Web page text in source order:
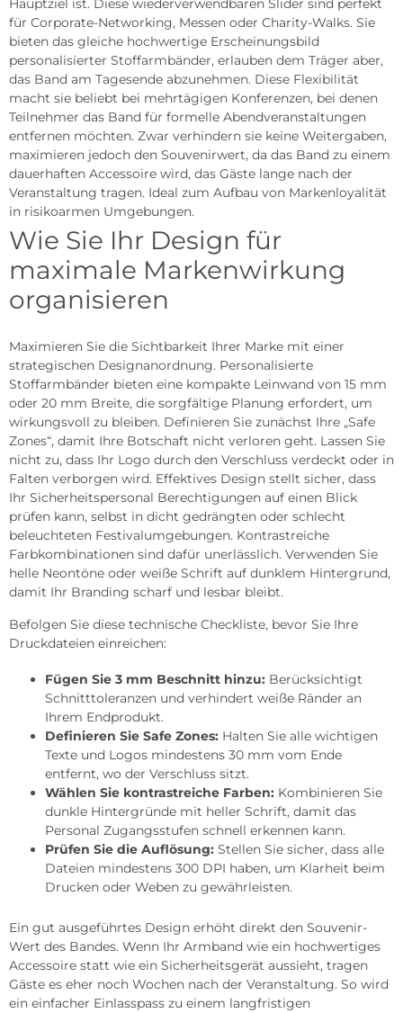
Hauptziel ist. Diese wiederverwendbaren Slider sind perfekt
für Corporate-Networking, Messen oder Charity-Walks. Sie
bieten das gleiche hochwertige Erscheinungsbild
personalisierter Stoffarmbänder, erlauben dem Träger aber,
das Band am Tagesende abzunehmen. Diese Flexibilität
macht sie beliebt bei mehrtägigen Konferenzen, bei denen
Teilnehmer das Band für formelle Abendveranstaltungen
entfernen möchten. Zwar verhindern sie keine Weitergaben,
maximieren jedoch den Souvenirwert, da das Band zu einem
dauerhaften Accessoire wird, das Gäste lange nach der
Veranstaltung tragen. Ideal zum Aufbau von Markenloyalität
in risikoarmen Umgebungen.
Wie Sie Ihr Design für
maximale Markenwirkung
organisieren
Maximieren Sie die Sichtbarkeit Ihrer Marke mit einer
strategischen Designanordnung. Personalisierte
Stoffarmbänder bieten eine kompakte Leinwand von 15 mm
oder 20 mm Breite, die sorgfältige Planung erfordert, um
wirkungsvoll zu bleiben. Definieren Sie zunächst Ihre „Safe
Zones“, damit Ihre Botschaft nicht verloren geht. Lassen Sie
nicht zu, dass Ihr Logo durch den Verschluss verdeckt oder in
Falten verborgen wird. Effektives Design stellt sicher, dass
Ihr Sicherheitspersonal Berechtigungen auf einen Blick
prüfen kann, selbst in dicht gedrängten oder schlecht
beleuchteten Festivalumgebungen. Kontrastreiche
Farbkombinationen sind dafür unerlässlich. Verwenden Sie
helle Neontöne oder weiße Schrift auf dunklem Hintergrund,
damit Ihr Branding scharf und lesbar bleibt.
Befolgen Sie diese technische Checkliste, bevor Sie Ihre
Druckdateien einreichen:
Fügen Sie 3 mm Beschnitt hinzu: Berücksichtigt
Schnitttoleranzen und verhindert weiße Ränder an
Ihrem Endprodukt.
Definieren Sie Safe Zones: Halten Sie alle wichtigen
Texte und Logos mindestens 30 mm vom Ende
entfernt, wo der Verschluss sitzt.
Wählen Sie kontrastreiche Farben: Kombinieren Sie
dunkle Hintergründe mit heller Schrift, damit das
Personal Zugangsstufen schnell erkennen kann.
Prüfen Sie die Auflösung: Stellen Sie sicher, dass alle
Dateien mindestens 300 DPI haben, um Klarheit beim
Drucken oder Weben zu gewährleisten.
Ein gut ausgeführtes Design erhöht direkt den Souvenir-
Wert des Bandes. Wenn Ihr Armband wie ein hochwertiges
Accessoire statt wie ein Sicherheitsgerät aussieht, tragen
Gäste es eher noch Wochen nach der Veranstaltung. So wird
ein einfacher Einlasspass zu einem langfristigen